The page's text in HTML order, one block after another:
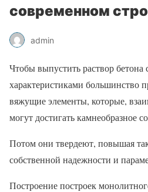
современном
admin
Чтобы выпустить раствор
характеристиками большинство
вяжущие элементы, которые,
могут достигать камнеобразное
Потом они твердеют, повышая
собственной надежности и
Построение построек